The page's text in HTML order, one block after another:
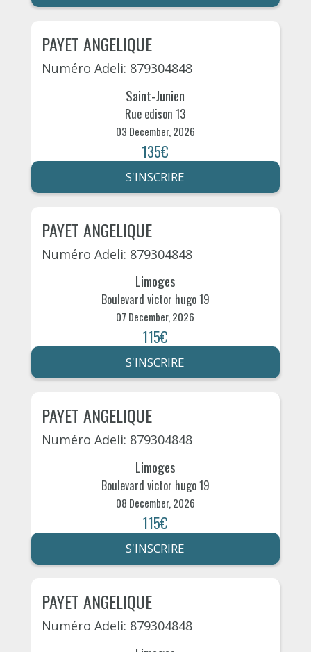
PAYET ANGELIQUE
Numéro Adeli: 879304848
Saint-Junien
Rue edison 13
03 December, 2026
135€
S'INSCRIRE
PAYET ANGELIQUE
Numéro Adeli: 879304848
Limoges
Boulevard victor hugo 19
07 December, 2026
115€
S'INSCRIRE
PAYET ANGELIQUE
Numéro Adeli: 879304848
Limoges
Boulevard victor hugo 19
08 December, 2026
115€
S'INSCRIRE
PAYET ANGELIQUE
Numéro Adeli: 879304848